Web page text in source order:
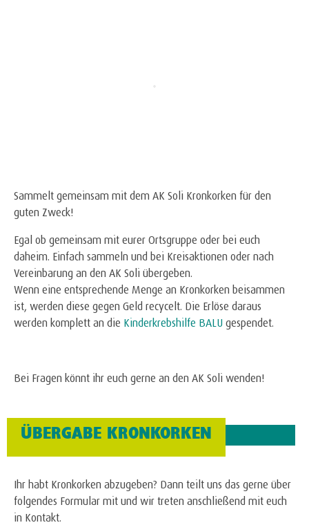
Sammelt gemeinsam mit dem AK Soli Kronkorken für den
guten Zweck!
Egal ob gemeinsam mit eurer Ortsgruppe oder bei euch
daheim. Einfach sammeln und bei Kreisaktionen oder nach
Vereinbarung an den AK Soli übergeben.
Wenn eine entsprechende Menge an Kronkorken beisammen
ist, werden diese gegen Geld recycelt. Die Erlöse daraus
werden komplett an die Kinderkrebshilfe BALU gespendet.
Bei Fragen könnt ihr euch gerne an den AK Soli wenden!
ÜBERGABE KRONKORKEN
Ihr habt Kronkorken abzugeben? Dann teilt uns das gerne über
folgendes Formular mit und wir treten anschließend mit euch
in Kontakt.